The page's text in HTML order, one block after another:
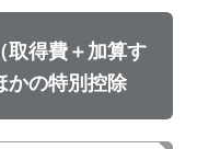
取得費＋加算す
かの特別控除